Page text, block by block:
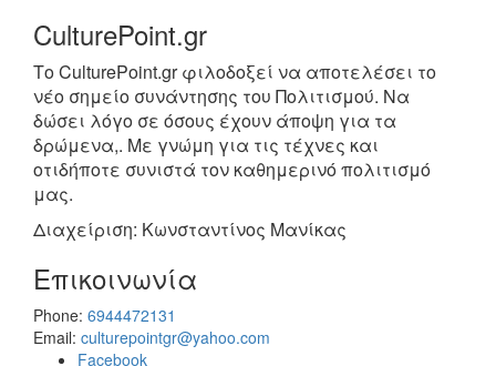
CulturePoint.gr
Το CulturePoint.gr φιλοδοξεί να αποτελέσει το
νέο σημείο συνάντησης του Πολιτισμού. Να
δώσει λόγο σε όσους έχουν άποψη για τα
δρώμενα,. Με γνώμη για τις τέχνες και
οτιδήποτε συνιστά τον καθημερινό πολιτισμό
μας.
Διαχείριση: Κωνσταντίνος Μανίκας
Επικοινωνία
Phone: 6944472131
Email: culturepointgr@yahoo.com
Facebook